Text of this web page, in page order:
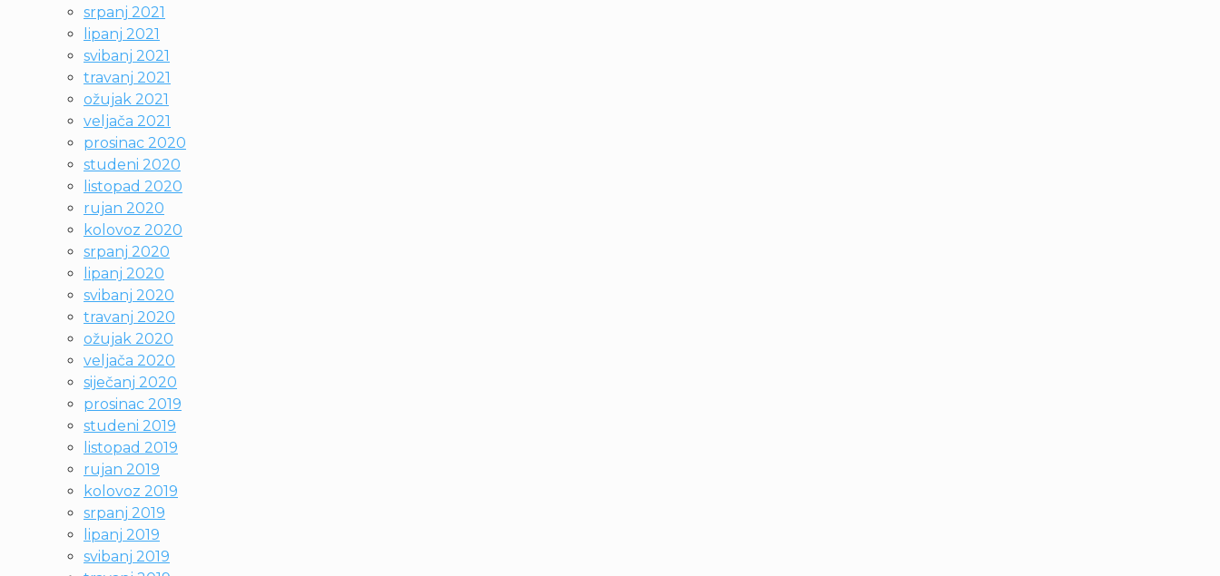
srpanj 2021
lipanj 2021
svibanj 2021
travanj 2021
ožujak 2021
veljača 2021
prosinac 2020
studeni 2020
listopad 2020
rujan 2020
kolovoz 2020
srpanj 2020
lipanj 2020
svibanj 2020
travanj 2020
ožujak 2020
veljača 2020
siječanj 2020
prosinac 2019
studeni 2019
listopad 2019
rujan 2019
kolovoz 2019
srpanj 2019
lipanj 2019
svibanj 2019